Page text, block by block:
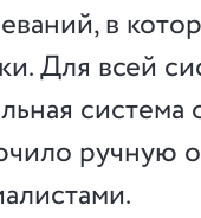
в
Для всей
система
ручную